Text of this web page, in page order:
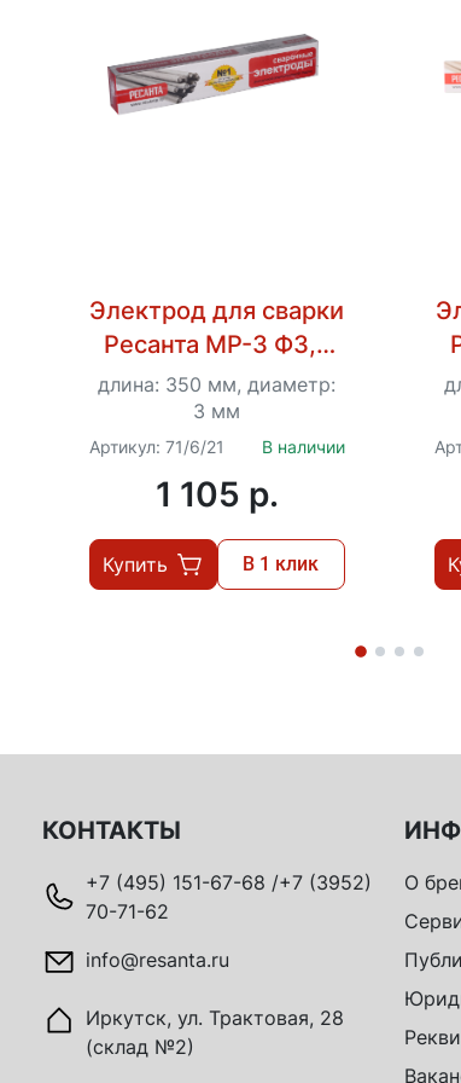
Электрод для сварки
Ресанта МР-3 Ф3,0
Пачка 3 кг
длина: 350 мм, диаметр:
3 мм
Артикул: 71/6/21 В наличии
1 105 p.
Купить В 1 клик
КОНТАКТЫ
+7 (495) 151-67-68 /+7 (3952)
70-71-62
info@resanta.ru
Иркутск, ул. Трактовая, 28
(склад №2)
О